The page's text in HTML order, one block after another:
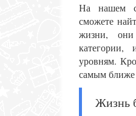
На нашем
сможете
жизни, они
уровням.
самым ближе
Жизнь